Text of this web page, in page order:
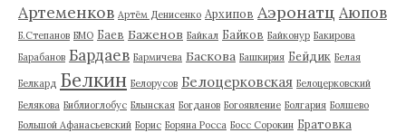
Артеменков Артём Денисенко Архипов Аэронатц Аюпов
Б.Степанов БМО Баев Баженов Байкал Байков Байконур Бакирова
Барабанов Бардаев Бармичева Баскова Башкирия Бейдик Белая
Белкард Белкин Белорусов Белоцерковская Белоцерковский
Белякова Библиоглобус Блынская Богданов Богоявление Болгария Болшево
Большой Афанасьевский Борис Боряна Росса Босс Сорокин Братовка